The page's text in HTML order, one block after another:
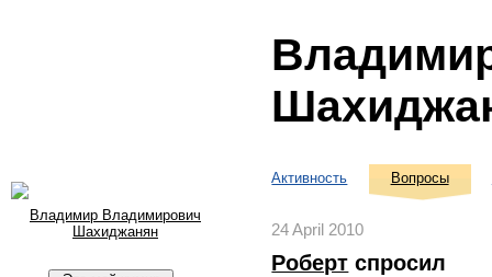
Владимир Владимирович
Шахиджанян
Активность Вопросы
24 April 2010
Роберт спросил